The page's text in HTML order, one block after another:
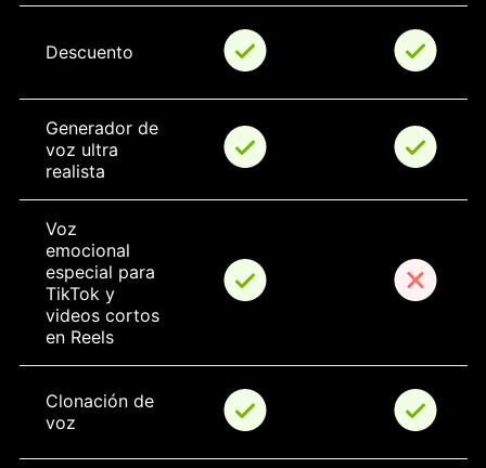
Descuento
Generador de
voz ultra
realista
Voz
emocional
especial para
TikTok y
videos cortos
en Reels
Clonación de
voz